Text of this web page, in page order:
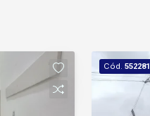
Cód. 552281